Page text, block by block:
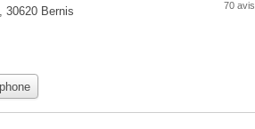
30620 Bernis 70 avis